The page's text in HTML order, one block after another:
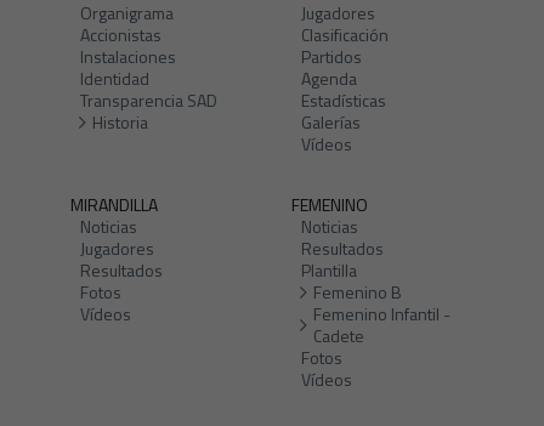
Organigrama
Accionistas
Instalaciones
Identidad
Transparencia SAD
Historia
Jugadores
Clasificación
Partidos
Agenda
Estadísticas
Galerías
Vídeos
MIRANDILLA
Noticias
Jugadores
Resultados
Fotos
Vídeos
FEMENINO
Noticias
Resultados
Plantilla
Femenino B
Femenino Infantil -
Cadete
Fotos
Vídeos